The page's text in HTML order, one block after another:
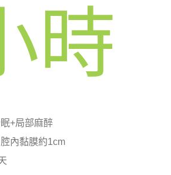
時
+局部麻醉
內黏膜約1cm